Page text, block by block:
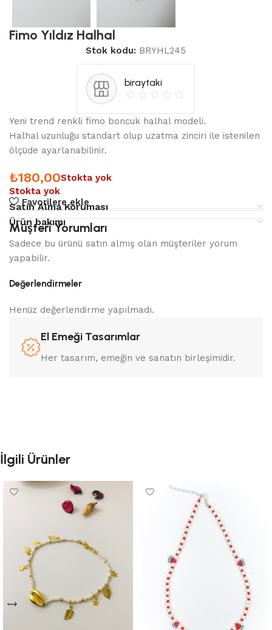
Fimo Yıldız Halhal
Stok kodu: BRYHL245
biraytaki
Yeni trend renkli fimo boncuk halhal modeli.
Halhal uzunluğu standart olup uzatma zinciri ile istenilen
ölçüde ayarlanabilinir.
₺180,00Stokta yok
Stokta yok
Favorilere ekle
Satın Alma Koruması
Ürün bakımı
Müşteri Yorumları
Değerlendirmeler
Henüz değerlendirme yapılmadı.
Sadece bu ürünü satın almış olan müşteriler yorum
yapabilir.
El Emeği Tasarımlar
Her tasarım, emeğin ve sanatın birleşimidir.
İlgili Ürünler